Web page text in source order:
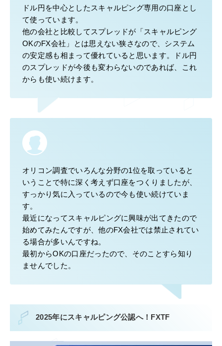
ドル円を中心としたスキャルピング専用の口座とし
て使っています。
他の会社と比較してスプレッドが「スキャルピング
OKのFX会社」とは思えない狭さなので、システム
の安定感も相まって優れていると思います。ドル円
のスプレッドが今後も変わらないのであれば、これ
からも使い続けます。
オリコン調査でいろんな分野の1位を取っていると
いうことで特に深く考えず口座をつくりましたが、
すっかり気に入っているので今も使い続けていま
す。
最近になってスキャルピングに興味が出てきたので
始めてみたんですが、他のFX会社では禁止されてい
る場合が多いんですね。
最初からOKの口座だったので、そのことすら知り
ませんでした。
2025年にスキャルピング公認へ！FXTF